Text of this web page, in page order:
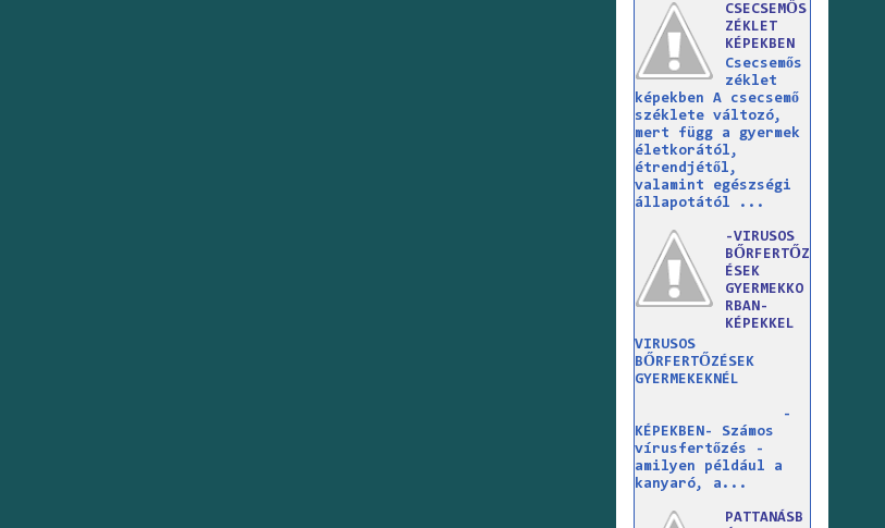
CSECSEMŐS
ZÉKLET
KÉPEKBEN
Csecsemős
zéklet
képekben A csecsemő
széklete változó,
mert függ a gyermek
életkorától,
étrendjétől,
valamint egészségi
állapotától ...
-VIRUSOS
BŐRFERTŐZ
ÉSEK
GYERMEKKO
RBAN-
KÉPEKKEL
VIRUSOS
BŐRFERTŐZÉSEK
GYERMEKEKNÉL
-
KÉPEKBEN- Számos
vírusfertőzés -
amilyen például a
kanyaró, a...
PATTANÁSB